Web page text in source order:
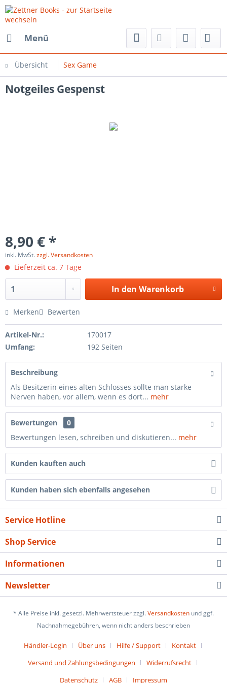
Menü
Übersicht Sex Game
Notgeiles Gespenst
8,90 € *
inkl. MwSt.zzgl. Versandkosten
Lieferzeit ca. 7 Tage
In den Warenkorb
Merken Bewerten
Artikel-Nr.:
170017
Umfang:
192 Seiten
Beschreibung
Als Besitzerin eines alten Schlosses sollte man starke
Nerven haben, vor allem, wenn es dort... mehr
Bewertungen
0
Bewertungen lesen, schreiben und diskutieren... mehr
Kunden kauften auch
Kunden haben sich ebenfalls angesehen
Service Hotline
Shop Service
Informationen
Newsletter
* Alle Preise inkl. gesetzl. Mehrwertsteuer zzgl.Versandkosten und ggf.
Nachnahmegebühren, wenn nicht anders beschrieben
Händler-Login Über uns Hilfe / Support
Kontakt
Versand und Zahlungsbedingungen
Widerrufsrecht
Datenschutz
AGB Impressum